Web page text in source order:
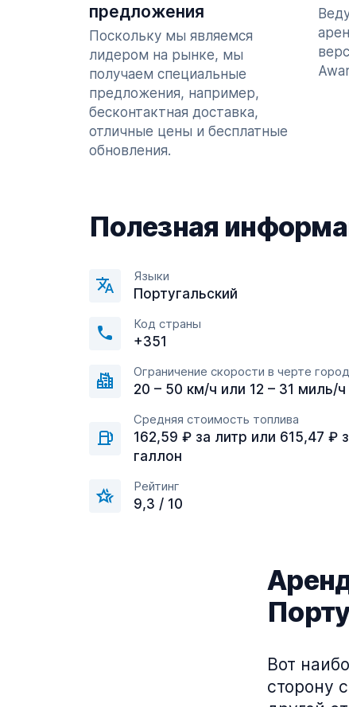
предложения
Поскольку мы являемся
лидером на рынке, мы
получаем специальные
предложения, например,
бесконтактная доставка,
отличные цены и бесплатные
обновления.
Полезная
Языки
Португальский
Код страны
+351
Ограничение скорости в черте
20 – 50 км/ч или 12 – 31 миль/ч
Средняя стоимость топлива
162,59 ₽ за литр или 615,47 ₽
галлон
Рейтинг
9,3 / 10
Вот
сторону